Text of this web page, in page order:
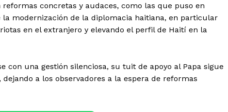
concretas y audaces, como las que puso en
modernización de la diplomacia haitiana, en particular
en el extranjero y elevando el perfil de Haití en la
con una gestión silenciosa, su tuit de apoyo al Papa sigue
a los observadores a la espera de reformas